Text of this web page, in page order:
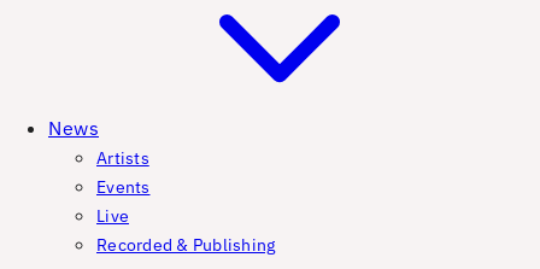
News
Artists
Events
Live
Recorded & Publishing